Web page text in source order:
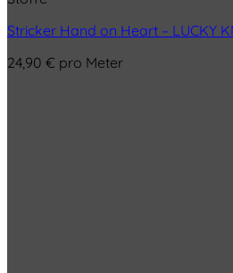
Stricker Hand on Heart – LUCKY
24,90 € pro Meter